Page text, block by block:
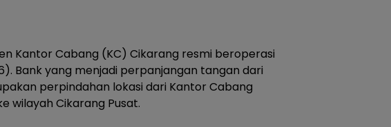
Kantor Cabang (KC) Cikarang resmi beroperasi
Bank yang menjadi perpanjangan tangan dari
perpindahan lokasi dari Kantor Cabang
wilayah Cikarang Pusat.